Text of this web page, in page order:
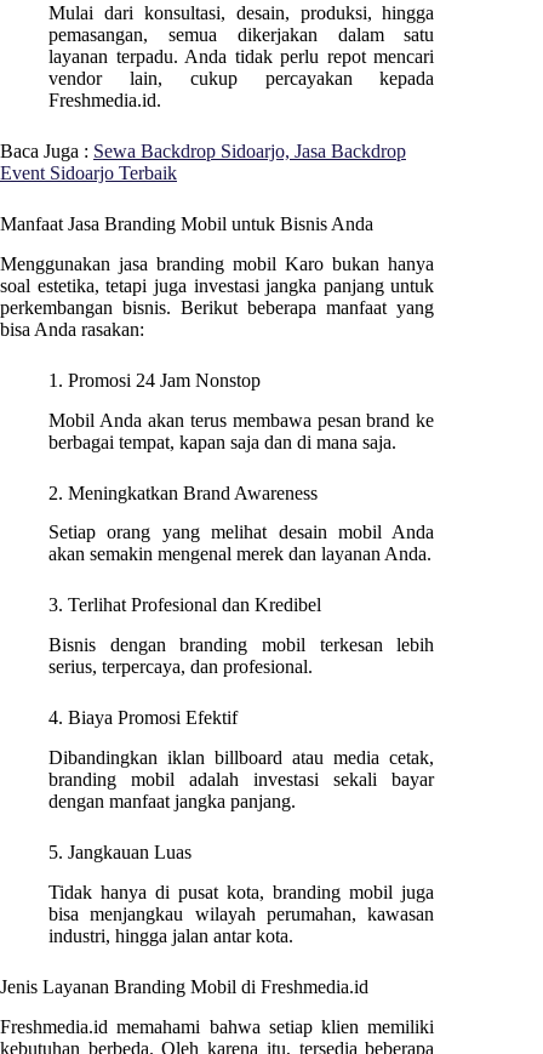
Mulai dari konsultasi, desain, produksi, hingga
pemasangan, semua dikerjakan dalam satu
layanan terpadu. Anda tidak perlu repot mencari
vendor lain, cukup percayakan kepada
Freshmedia.id.
Baca Juga : Sewa Backdrop Sidoarjo, Jasa Backdrop
Event Sidoarjo Terbaik
Manfaat Jasa Branding Mobil untuk Bisnis Anda
Menggunakan jasa branding mobil Karo bukan hanya
soal estetika, tetapi juga investasi jangka panjang untuk
perkembangan bisnis. Berikut beberapa manfaat yang
bisa Anda rasakan:
1. Promosi 24 Jam Nonstop
Mobil Anda akan terus membawa pesan brand ke
berbagai tempat, kapan saja dan di mana saja.
2. Meningkatkan Brand Awareness
Setiap orang yang melihat desain mobil Anda
akan semakin mengenal merek dan layanan Anda.
3. Terlihat Profesional dan Kredibel
Bisnis dengan branding mobil terkesan lebih
serius, terpercaya, dan profesional.
4. Biaya Promosi Efektif
Dibandingkan iklan billboard atau media cetak,
branding mobil adalah investasi sekali bayar
dengan manfaat jangka panjang.
5. Jangkauan Luas
Tidak hanya di pusat kota, branding mobil juga
bisa menjangkau wilayah perumahan, kawasan
industri, hingga jalan antar kota.
Jenis Layanan Branding Mobil di Freshmedia.id
Freshmedia.id memahami bahwa setiap klien memiliki
kebutuhan berbeda. Oleh karena itu, tersedia beberapa